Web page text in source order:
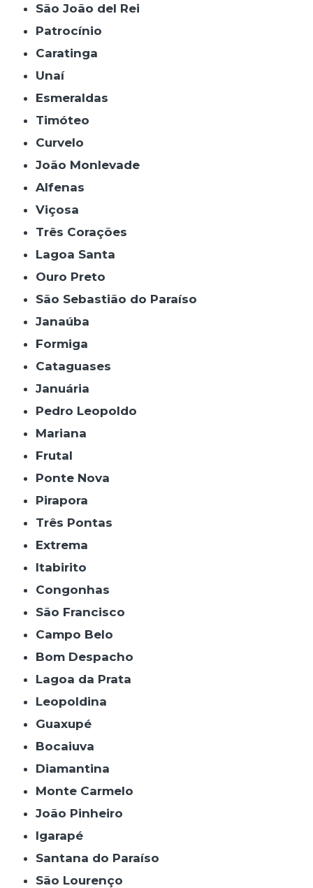
São João del Rei
Patrocínio
Caratinga
Unaí
Esmeraldas
Timóteo
Curvelo
João Monlevade
Alfenas
Viçosa
Três Corações
Lagoa Santa
Ouro Preto
São Sebastião do Paraíso
Janaúba
Formiga
Cataguases
Januária
Pedro Leopoldo
Mariana
Frutal
Ponte Nova
Pirapora
Três Pontas
Extrema
Itabirito
Congonhas
São Francisco
Campo Belo
Bom Despacho
Lagoa da Prata
Leopoldina
Guaxupé
Bocaiuva
Diamantina
Monte Carmelo
João Pinheiro
Igarapé
Santana do Paraíso
São Lourenço